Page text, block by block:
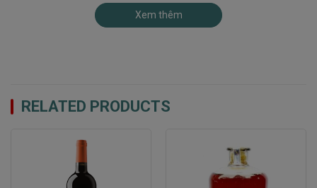
cùng các món ăn từ thịt đỏ như bít tết, sườn cừu nướng
hoặc các món Ý truyền thống như mì Ý sốt thịt đậm đà.
Ngoài ra, Rượu Vang Famiglia Rocca cũng rất hợp với
các loại phô mai trưởng thành, mang lại trải nghiệm ẩm
thực đỉnh cao.
Xem thêm
RELATED PRODUCTS